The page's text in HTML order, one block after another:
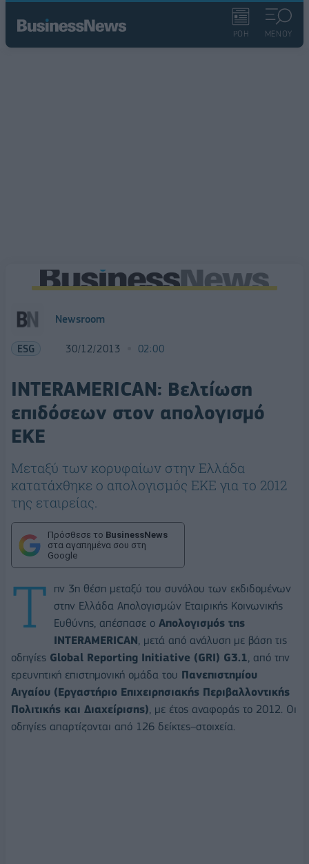
ΡΟΗ ΜΕΝΟΥ
Newsroom
ESG 30/12/2013 02:00
INTERAMERICAN: Βελτίωση
επιδόσεων στον απολογισμό
ΕΚΕ
Μεταξύ των κορυφαίων στην Ελλάδα
κατατάχθηκε ο απολογισμός ΕΚΕ για το 2012
της εταιρείας.
Πρόσθεσε το BusinessNews
στα αγαπημένα σου στη
Google
Τ
ην 3η θέση μεταξύ του συνόλου των εκδιδομένων
στην Ελλάδα Απολογισμών Εταιρικής Κοινωνικής
Ευθύνης, απέσπασε ο Απολογισμός της
INTERAMERICAN , μετά από ανάλυση με βάση τις
οδηγίες Global Reporting Initiative (GRI) G3.1 , από την
ερευνητική επιστημονική ομάδα του Πανεπιστημίου
Αιγαίου (Εργαστήριο Επιχειρησιακής Περιβαλλοντικής
Πολιτικής και Διαχείρισης) , με έτος αναφοράς το 2012. Οι
οδηγίες απαρτίζονται από 126 δείκτες–στοιχεία.